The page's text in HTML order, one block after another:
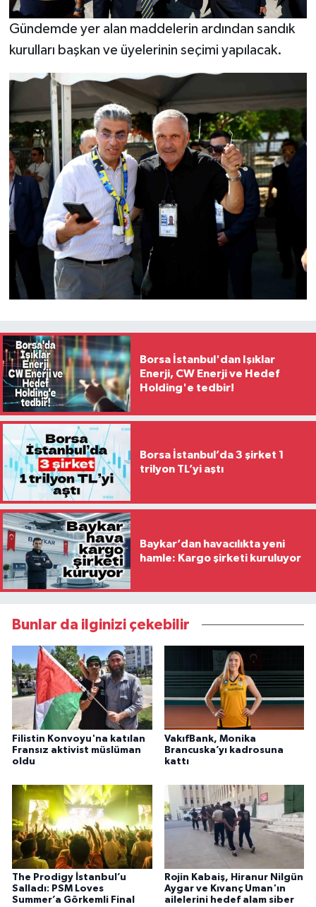
Gündemde yer alan maddelerin ardından sandık
kurulları başkan ve üyelerinin seçimi yapılacak.
Borsa İstanbul'dan Işıklar
Enerji, CW Enerji ve Hedef
Holding'e tedbir!
Borsa İstanbul’da 3 şirket 1
trilyon TL’yi aştı
Baykar’dan havacılıkta yeni
hamle: Kargo şirketi kuruluyor
Bunlar da ilginizi çekebilir
Filistin Konvoyu'na katılan
Fransız aktivist müslüman
oldu
VakıfBank, Monika
Brancuska’yı kadrosuna
kattı
The Prodigy İstanbul’u
Salladı: PSM Loves
Summer’a Görkemli Final
Rojin Kabaiş, Hiranur Nilgün
Aygar ve Kıvanç Uman'ın
ailelerini hedef alam siber